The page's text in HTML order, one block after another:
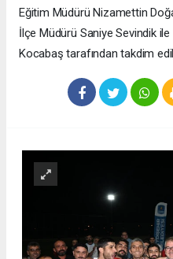
Eğitim Müdürü Nizamettin
İlçe Müdürü Saniye Sevindik
Kocabaş tarafından takdim